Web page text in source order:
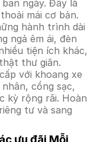
ngày. Đây là
mái cơ bản.
hành trình dài
ngả êm ái, đèn
tiện ích khác,
thư giãn.
với khoang xe
cổng sạc,
kỳ rộng rãi. Hoàn
tư và sang